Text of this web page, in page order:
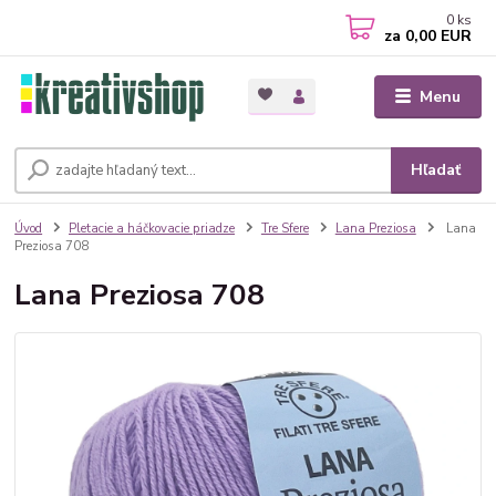
Menu
Hľadať
0 ks
za 0,00 EUR
Úvod Pletacie a háčkovacie priadze Tre Sfere Lana Preziosa
Lana
Preziosa 708
Lana Preziosa 708